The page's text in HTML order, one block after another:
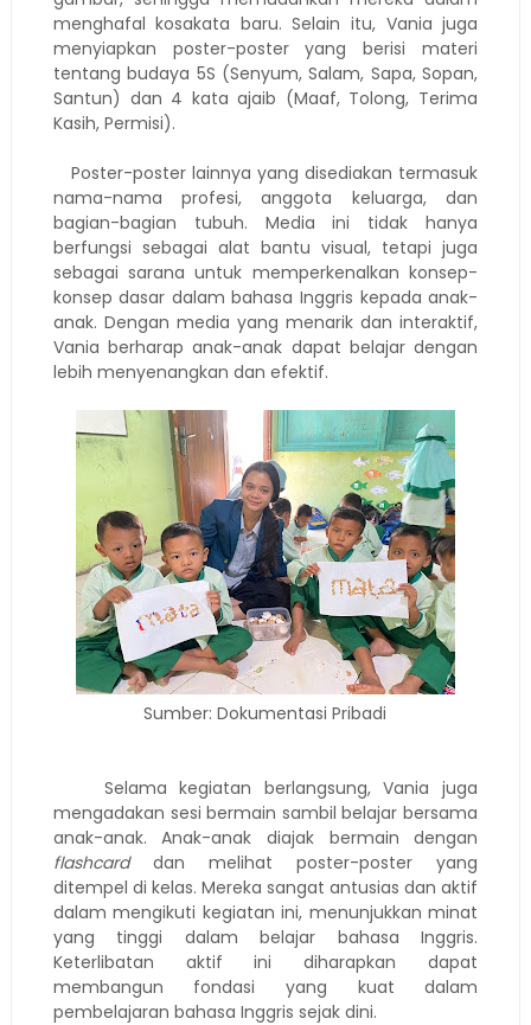
menghafal kosakata baru. Selain itu, Vania juga
menyiapkan poster-poster yang berisi materi
tentang budaya 5S (Senyum, Salam, Sapa, Sopan,
Santun) dan 4 kata ajaib (Maaf, Tolong, Terima
Kasih, Permisi).
Poster-poster lainnya yang disediakan termasuk
nama-nama profesi, anggota keluarga, dan
bagian-bagian tubuh. Media ini tidak hanya
berfungsi sebagai alat bantu visual, tetapi juga
sebagai sarana untuk memperkenalkan konsep-
konsep dasar dalam bahasa Inggris kepada anak-
anak. Dengan media yang menarik dan interaktif,
Vania berharap anak-anak dapat belajar dengan
lebih menyenangkan dan efektif.
Sumber: Dokumentasi Pribadi
Selama kegiatan berlangsung, Vania juga
mengadakan sesi bermain sambil belajar bersama
anak-anak. Anak-anak diajak bermain dengan
flashcarddan melihat poster-poster yang
ditempel di kelas. Mereka sangat antusias dan aktif
dalam mengikuti kegiatan ini, menunjukkan minat
yang tinggi dalam belajar bahasa Inggris.
Keterlibatan aktif ini diharapkan dapat
membangun fondasi yang kuat dalam
pembelajaran bahasa Inggris sejak dini.